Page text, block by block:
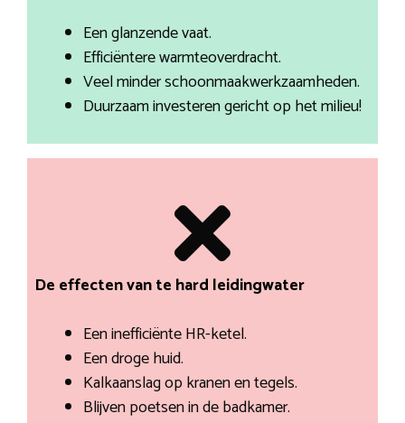
Een glanzende vaat.
Efficiëntere warmteoverdracht.
Veel minder schoonmaakwerkzaamheden.
Duurzaam investeren gericht op het milieu!
De effecten van te hard leidingwater
Een inefficiënte HR-ketel.
Een droge huid.
Kalkaanslag op kranen en tegels.
Blijven poetsen in de badkamer.